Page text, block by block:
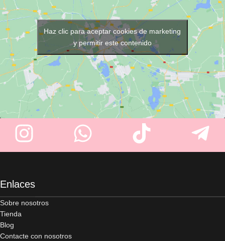
resistente, y con medidas
prácticas: 120 mm de base, 80
mm de goma, 50 mm de alto.
lograr acabados profesionales
en barba y contornos.
Haz clic para aceptar cookies de marketing
y permitir este contenido
Enlaces
Sobre nosotros
Tienda
Blog
Contacte con nosotros